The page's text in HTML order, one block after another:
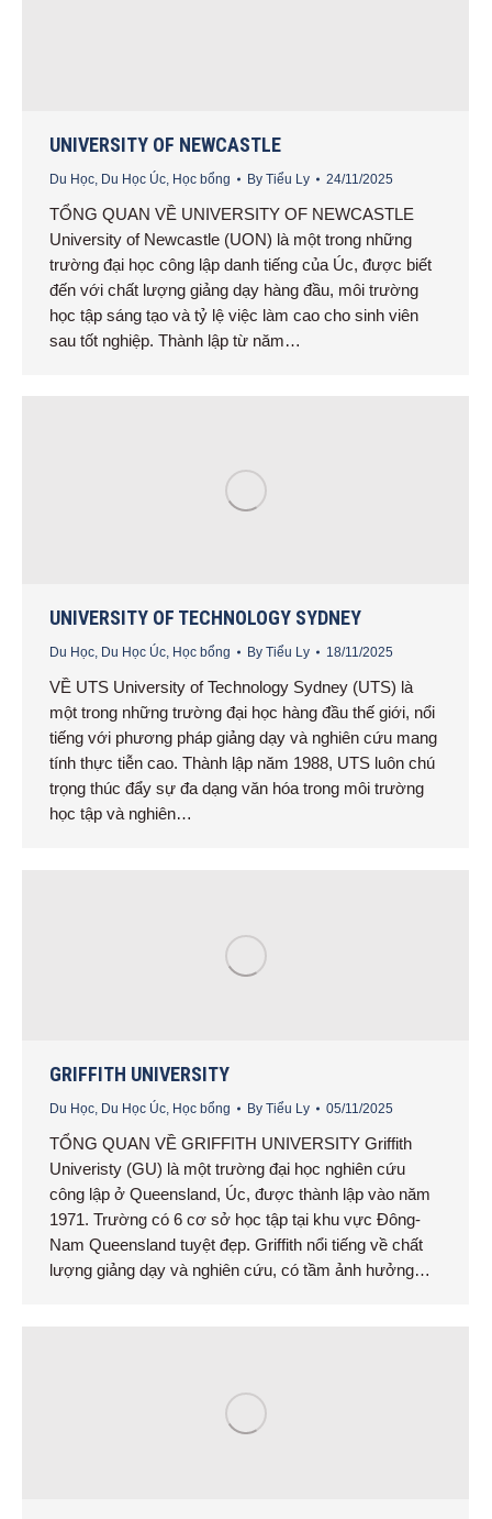
UNIVERSITY OF NEWCASTLE
Du Học, Du Học Úc, Học bổng By Tiểu Ly 24/11/2025
TỔNG QUAN VỀ UNIVERSITY OF NEWCASTLE
University of Newcastle (UON) là một trong những
trường đại học công lập danh tiếng của Úc, được biết
đến với chất lượng giảng dạy hàng đầu, môi trường
học tập sáng tạo và tỷ lệ việc làm cao cho sinh viên
sau tốt nghiệp. Thành lập từ năm…
UNIVERSITY OF TECHNOLOGY SYDNEY
Du Học, Du Học Úc, Học bổng By Tiểu Ly 18/11/2025
VỀ UTS University of Technology Sydney (UTS) là
một trong những trường đại học hàng đầu thế giới, nổi
tiếng với phương pháp giảng dạy và nghiên cứu mang
tính thực tiễn cao. Thành lập năm 1988, UTS luôn chú
trọng thúc đẩy sự đa dạng văn hóa trong môi trường
học tập và nghiên…
GRIFFITH UNIVERSITY
Du Học Du Học Úc Học bổng By Tiểu Ly 05/11/2025
TỔNG QUAN VỀ GRIFFITH UNIVERSITY Griffith
Univeristy (GU) là một trường đại học nghiên cứu
công lập ở Queensland, Úc, được thành lập vào năm
1971. Trường có 6 cơ sở học tập tại khu vực Đông-
Nam Queensland tuyệt đẹp. Griffith nổi tiếng về chất
lượng giảng dạy và nghiên cứu, có tầm ảnh hưởng…